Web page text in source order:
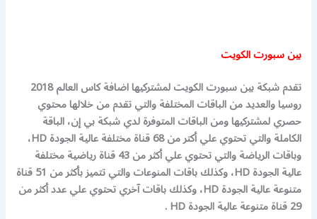
بين سبورت الكويت
تقدم شبكة بين سبورت الكويت لمشتركيها اضافة كاس العالم 2018
روسيا والعديد من الباقات المختلفة والتي تقدم من خلالها محتوي
حصري لمشتركيها ومن الباقات المتوفرة لدي شبكة بي إن، الباقة
الكاملة والتي تحتوي علي أكتر من 68 قناة مختلفة عالية الجودة HD،
وباقات الرياضة والتي تحتوي علي أكثر من 43 قناة رياضية مختلفة
عالية الجودة HD، وكذلك باقات المنوعات والتي تتميز بأكثر من 51 قناة
متنوعة عالية الجودة HD، وكذلك باقات آخري تحتوي علي عدد أكثر من
29 قناة متنوعة عالية الجودة HD .